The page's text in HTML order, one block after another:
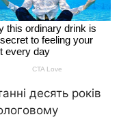
десять років